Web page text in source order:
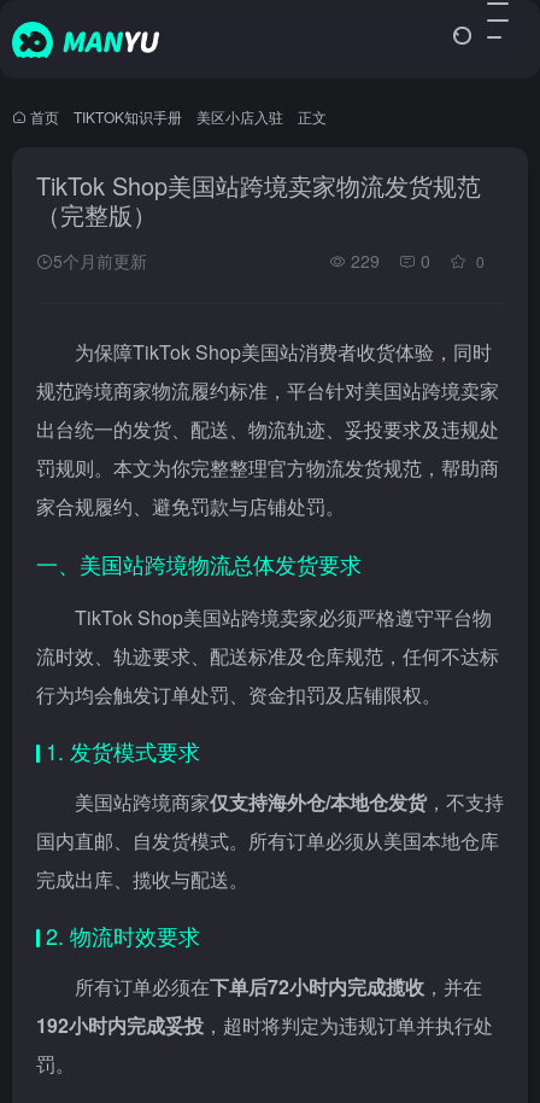
首页 TIKTOK知识手册 美区小店入驻 正文
TikTok Shop美国站跨境卖家物流发货规范
（完整版）
5个月前更新 229 0 0
为保障TikTok Shop美国站消费者收货体验，同时
规范跨境商家物流履约标准，平台针对美国站跨境卖家
出台统一的发货、配送、物流轨迹、妥投要求及违规处
罚规则。本文为你完整整理官方物流发货规范，帮助商
家合规履约、避免罚款与店铺处罚。
一、美国站跨境物流总体发货要求
TikTok Shop美国站跨境卖家必须严格遵守平台物
流时效、轨迹要求、配送标准及仓库规范，任何不达标
行为均会触发订单处罚、资金扣罚及店铺限权。
1. 发货模式要求
美国站跨境商家仅支持海外仓/本地仓发货，不支持
国内直邮、自发货模式。所有订单必须从美国本地仓库
完成出库、揽收与配送。
2. 物流时效要求
所有订单必须在下单后72小时内完成揽收 ，并在
192小时内完成妥投 ，超时将判定为违规订单并执行处
罚。